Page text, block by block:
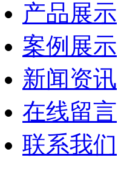
产品展示
案例展示
新闻资讯
在线留言
联系我们